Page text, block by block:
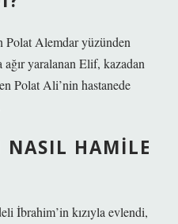
Polat Alemdar yüzünden
yaralanan Elif, kazadan
Polat Ali’nin hastanede
NASIL HAMILE
İbrahim’in kızıyla evlendi,